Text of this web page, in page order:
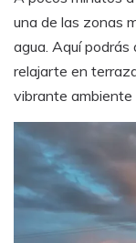
una de las zonas
agua. Aquí podrás
relajarte en
vibrante ambiente